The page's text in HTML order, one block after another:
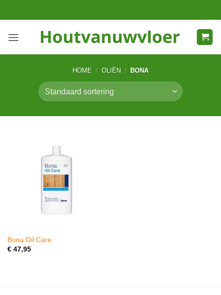
naar
HOME / OLIËN / BONA
Bona Oil Care
€47,95